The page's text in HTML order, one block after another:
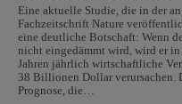
Eine aktuelle Studie, die in der
Fachzeitschrift Nature
eine deutliche Botschaft: Wenn
nicht eingedämmt wird, wird er in
Jahren jährlich wirtschaftliche
38 Billionen Dollar verursachen.
Prognose, die…